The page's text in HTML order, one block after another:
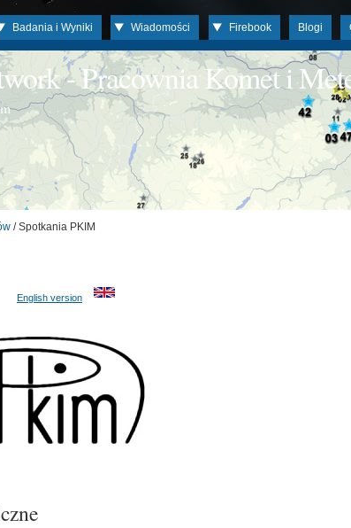
Badania i Wyniki Wiadomości Firebook Blogi
- Pracownia Komet i
/ Spotkania PKIM
English version